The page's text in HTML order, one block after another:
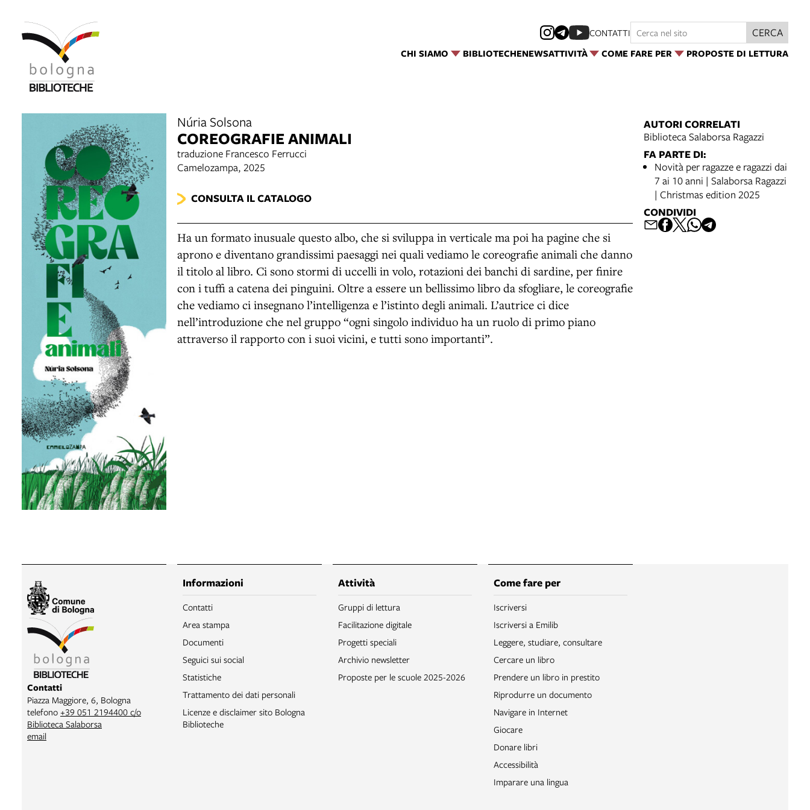
CHI SIAMO BIBLIOTECHENEWSATTIVITÀ COME FARE PER PROPOSTE DI LETTURA
CONTATTI CERCA
Núria Solsona
COREOGRAFIE ANIMALI
traduzione Francesco Ferrucci
Camelozampa, 2025
CONSULTA IL CATALOGO
Ha un formato inusuale questo albo, che si sviluppa in verticale ma poi ha pagine che si
aprono e diventano grandissimi paesaggi nei quali vediamo le coreografie animali che danno
il titolo al libro. Ci sono stormi di uccelli in volo, rotazioni dei banchi di sardine, per finire
con i tuffi a catena dei pinguini. Oltre a essere un bellissimo libro da sfogliare, le coreografie
che vediamo ci insegnano l’intelligenza e l’istinto degli animali. L’autrice ci dice
nell’introduzione che nel gruppo “ogni singolo individuo ha un ruolo di primo piano
attraverso il rapporto con i suoi vicini, e tutti sono importanti”.
AUTORI CORRELATI
Biblioteca Salaborsa Ragazzi
FA PARTE DI:
Novità per ragazze e ragazzi dai
7 ai 10 anni | Salaborsa Ragazzi
| Christmas edition 2025
CONDIVIDI
Contatti
Piazza Maggiore, 6, Bologna
telefono +39 051 2194400 c/o
Biblioteca Salaborsa
email
Informazioni
Contatti
Area stampa
Documenti
Seguici sui social
Statistiche
Trattamento dei dati personali
Licenze e disclaimer sito Bologna
Biblioteche
Attività
Gruppi di lettura
Facilitazione digitale
Progetti speciali
Archivio newsletter
Proposte per le scuole 2025-2026
Come fare per
Iscriversi
Iscriversi a Emilib
Leggere, studiare, consultare
Cercare un libro
Prendere un libro in prestito
Riprodurre un documento
Navigare in Internet
Giocare
Donare libri
Accessibilità
Imparare una lingua